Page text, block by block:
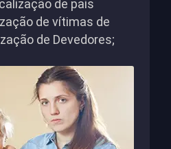
de pais
de vítimas de
de Devedores;